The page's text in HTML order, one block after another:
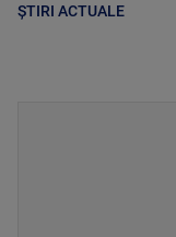
ȘTIRI ACTUALE